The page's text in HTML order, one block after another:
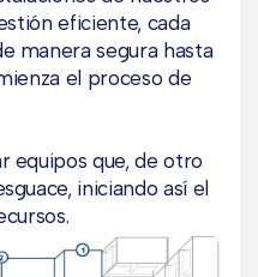
eficiente, cada
manera segura hasta
el proceso de
equipos que, de otro
iniciando así el